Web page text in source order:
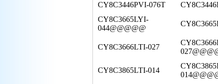
CY8C3446PVI-076T
CY8C3665LYI-
044@@@@@
CY8C3666LTI-027
CY8C3865LTI-014